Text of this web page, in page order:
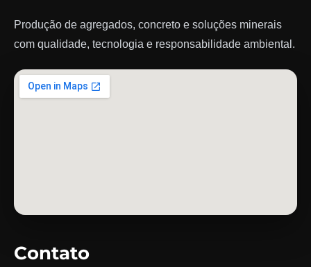
Produção de agregados, concreto e soluções minerais
com qualidade, tecnologia e responsabilidade ambiental.
Contato